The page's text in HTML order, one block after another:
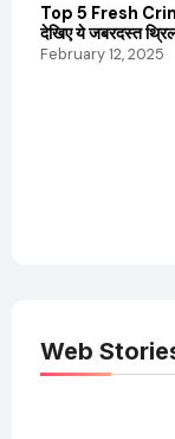
Top 5 Fresh
देखिए ये जबरदस्त
February 12, 2025
Web
Elvish
आम लड़के से